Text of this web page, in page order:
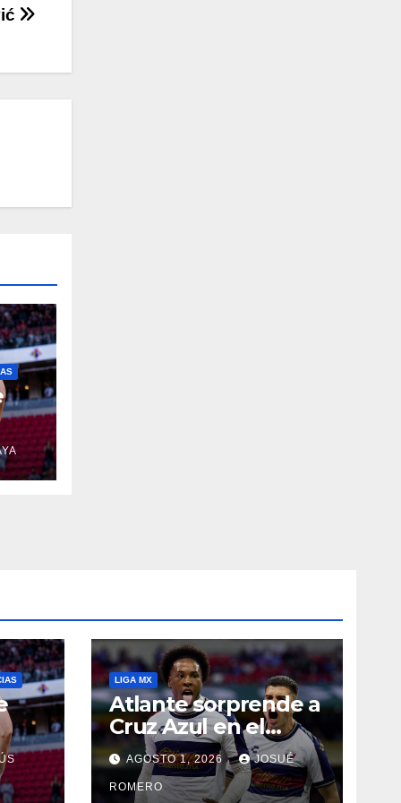
LIGA MX
Atlante sorprende a
Cruz Azul en el
Banorte
AGOSTO 1, 2026 JOSUÉ
ROMERO